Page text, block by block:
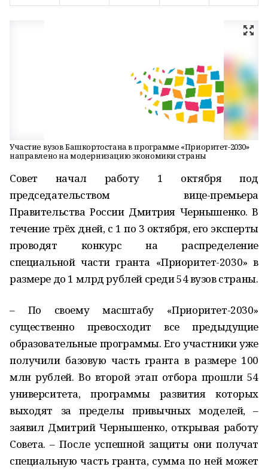
Участие вузов Башкортостана в программе «Приоритет-2030»
направлено на модернизацию экономики страны
Совет начал работу 1 октября под
председательством вице-премьера
Правительства России Дмитрия Чернышенко. В
течение трёх дней, с 1 по 3 октября, его эксперты
проводят конкурс на распределение
специальной части гранта «Приоритет-2030» в
размере до 1 млрд рублей среди 54 вузов страны.
– По своему масштабу «Приоритет-2030»
существенно превосходит все предыдущие
образовательные программы. Его участники уже
получили базовую часть гранта в размере 100
млн рублей. Во второй этап отбора прошли 54
университета, программы развития которых
выходят за пределы привычных моделей, –
заявил Дмитрий Чернышенко, открывая работу
Совета. – После успешной защиты они получат
специальную часть гранта, сумма по ней может